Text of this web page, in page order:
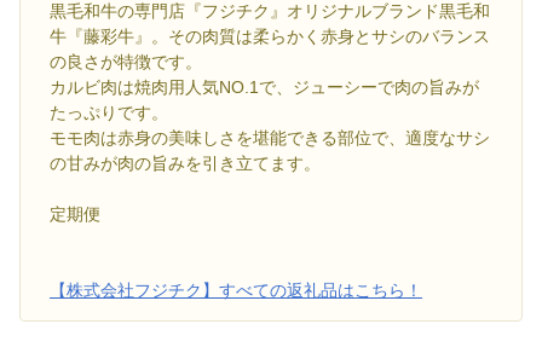
黒毛和牛の専門店『フジチク』オリジナルブランド黒毛和
牛『藤彩牛』。その肉質は柔らかく赤身とサシのバランス
の良さが特徴です。
カルビ肉は焼肉用人気NO.1で、ジューシーで肉の旨みが
たっぷりです。
モモ肉は赤身の美味しさを堪能できる部位で、適度なサシ
の甘みが肉の旨みを引き立てます。
定期便
【株式会社フジチク】すべての返礼品はこちら！